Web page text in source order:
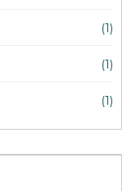
(1)
(1)
(1)